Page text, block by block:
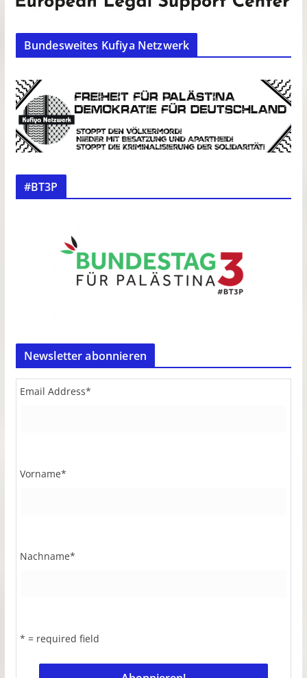
Bundesweites Kufiya Netzwerk
#BT3P
Newsletter abonnieren
Email Address*
Vorname*
Nachname*
* = required field